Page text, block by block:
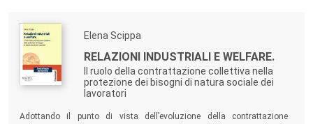
Elena Scippa
RELAZIONI INDUSTRIALI E WELFARE.
Il ruolo della contrattazione collettiva nella
protezione dei bisogni di natura sociale dei
lavoratori
Adottando il punto di vista dell’evoluzione della contrattazione